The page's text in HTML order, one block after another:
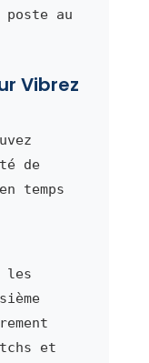
au
Vibrez
de
temps
les
et